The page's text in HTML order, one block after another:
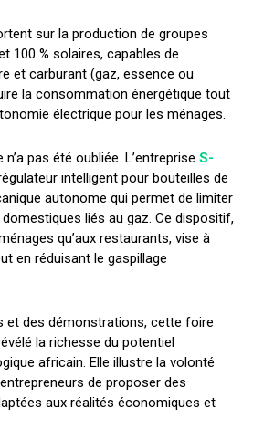
sur la production de groupes
100 % solaires, capables de
et carburant (gaz, essence ou
la consommation énergétique tout
électrique pour les ménages.
pas été oubliée. L’entreprise S-
intelligent pour bouteilles de
autonome qui permet de limiter
liés au gaz. Ce dispositif,
qu’aux restaurants, vise à
en réduisant le gaspillage
et des démonstrations, cette foire
la richesse du potentiel
africain. Elle illustre la volonté
de proposer des
aux réalités économiques et